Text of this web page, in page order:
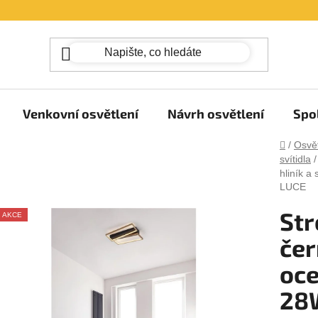
Venkovní osvětlení Návrh osvětlení
Domů
/
svítidla /
hliník a
LUCE
AKCE